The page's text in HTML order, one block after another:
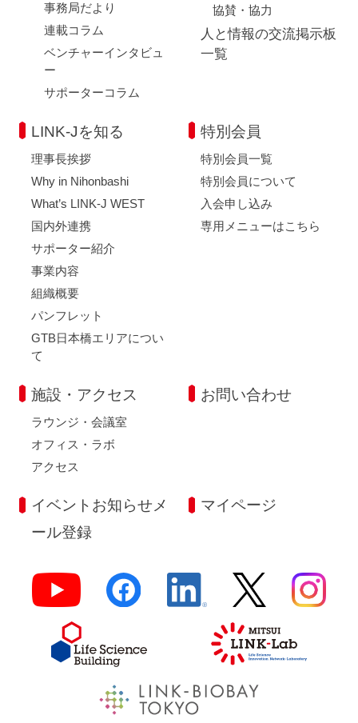
事務局だより
連載コラム
ベンチャーインタビュ
ー
サポーターコラム
協賛・協力
人と情報の交流掲示板
一覧
LINK-Jを知る
理事長挨拶
Why in Nihonbashi
What’s LINK-J WEST
国内外連携
サポーター紹介
事業内容
組織概要
パンフレット
GTB日本橋エリアについ
て
特別会員
特別会員一覧
特別会員について
入会申し込み
専用メニューはこちら
施設・アクセス
ラウンジ・会議室
オフィス・ラボ
アクセス
お問い合わせ
イベントお知らせメ
ール登録
マイページ